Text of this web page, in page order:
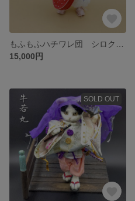
15,000円
SOLD OUT